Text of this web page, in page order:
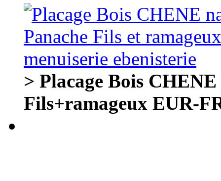
> Placage Bois
Fils+ramageux EUR-